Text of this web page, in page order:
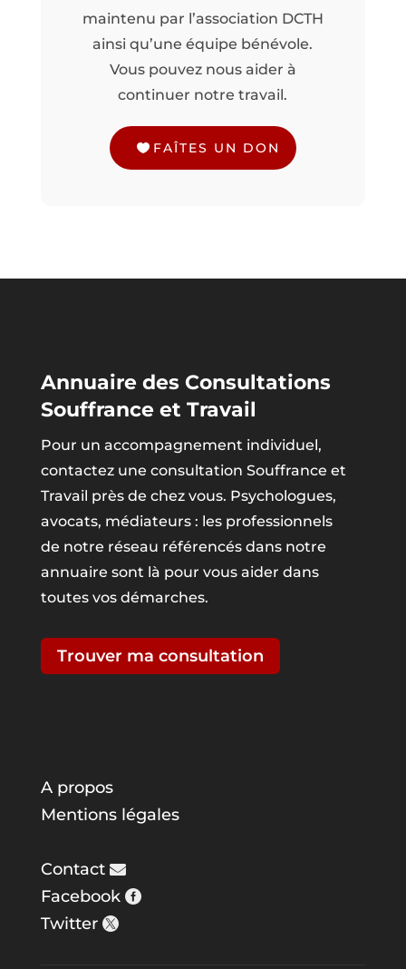
maintenu par l’association DCTH
ainsi qu’une équipe bénévole.
Vous pouvez nous aider à
continuer notre travail.
FAÎTES UN DON
Annuaire des Consultations
Souffrance et Travail
Pour un accompagnement individuel,
contactez une consultation Souffrance et
Travail près de chez vous. Psychologues,
avocats, médiateurs : les professionnels
de notre réseau référencés dans notre
annuaire sont là pour vous aider dans
toutes vos démarches.
Trouver ma consultation
A propos
Mentions légales
Contact
Facebook
Twitter